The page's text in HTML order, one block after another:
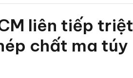
liên tiếp triệt
chất ma túy